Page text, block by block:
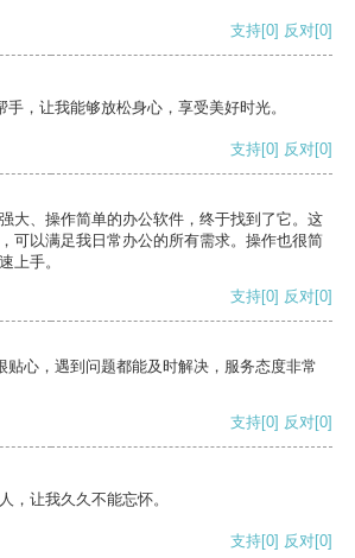
支持[0] 反对[0]
，让我能够放松身心，享受美好时光。
支持[0] 反对[0]
大、操作简单的办公软件，终于找到了它。这
可以满足我日常办公的所有需求。操作也很简
上手。
支持[0] 反对[0]
贴心，遇到问题都能及时解决，服务态度非常
支持[0] 反对[0]
，让我久久不能忘怀。
支持[0] 反对[0]